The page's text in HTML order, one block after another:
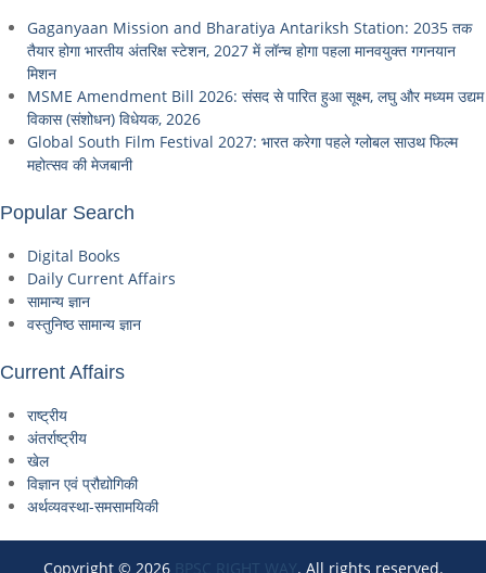
Gaganyaan Mission and Bharatiya Antariksh Station: 2035 तक
तैयार होगा भारतीय अंतरिक्ष स्टेशन, 2027 में लॉन्च होगा पहला मानवयुक्त गगनयान
मिशन
MSME Amendment Bill 2026: संसद से पारित हुआ सूक्ष्म, लघु और मध्यम उद्यम
विकास (संशोधन) विधेयक, 2026
Global South Film Festival 2027: भारत करेगा पहले ग्लोबल साउथ फिल्म
महोत्सव की मेजबानी
Popular Search
Digital Books
Daily Current Affairs
सामान्य ज्ञान
वस्तुनिष्ठ सामान्य ज्ञान
Current Affairs
राष्ट्रीय
अंतर्राष्ट्रीय
खेल
विज्ञान एवं प्रौद्योगिकी
अर्थव्यवस्था-समसामयिकी
Copyright © 2026 BPSC RIGHT WAY . All rights reserved.